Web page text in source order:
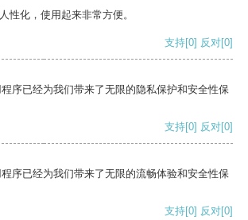
性化，使用起来非常方便。
支持[0] 反对[0]
序已经为我们带来了无限的隐私保护和安全性保
支持[0] 反对[0]
序已经为我们带来了无限的流畅体验和安全性保
支持[0] 反对[0]